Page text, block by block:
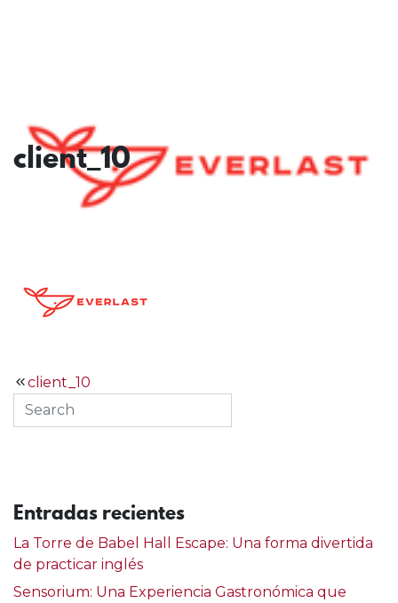
client_10
Navegación
de
entradas
client_10
Entradas recientes
La Torre de Babel Hall Escape: Una forma divertida
de practicar inglés
Sensorium: Una Experiencia Gastronómica que